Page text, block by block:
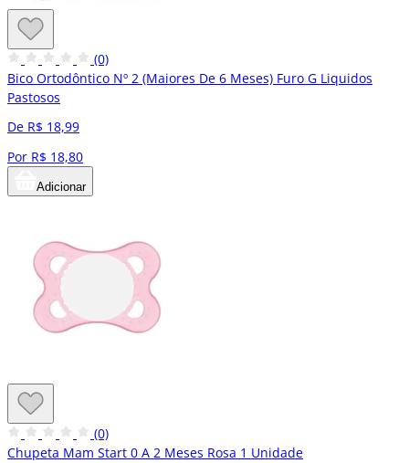
(0)
Bico Ortodôntico Nº 2 (Maiores De 6 Meses) Furo G Liquidos
Pastosos
De R$ 18,99
Por R$ 18,80
Adicionar
(0)
Chupeta Mam Start 0 A 2 Meses Rosa 1 Unidade